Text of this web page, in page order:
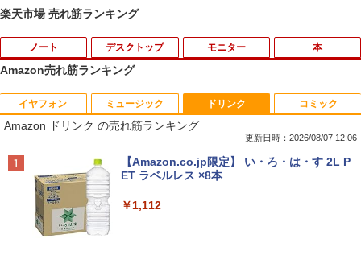
楽天市場 売れ筋ランキング
ノート
1
ノートパソコン 極軽量約965g 富士通 LI
FEBOOK U748 14インチ 高性能第7世代
Core i5-7300U カメラ内蔵 メモリ最大16
GB SSD1TB 薄い軽い FHD液晶 type-C
WIFI Bluetooth Office付き 5GWIFI Blu
etooth最新MicrosoftOffice2024可 Win
デスクトップ
1
超得10％OFF｜買い替えならこれ!! Micr
osoft office付き デスクトップパソコン
中古デスクトップ 第8世代 メモリ8GB S
SD256GB HDD500GB Windows11 セッ
ト購入可能 単品 NEC デスクトップ PC
パソコン 中古 おすすめ デスクトップパ
モニター
1
Yoothi 互換品 液晶 15.6インチ NV156F
HM-N41 NV156FHM-N42 NV156FHM-N
43 NV156FHM-N46 NV156FHM-N47 NV
156FHM-N49 対応 FullHD 1920x1080 I
PS LED LCD 液晶ディスプレイ 修理交換
用液晶パネル
￥9,250
本
1
獣医腫瘍学テキスト 第2版[本/雑誌] / 日
本獣医がん学会/著 日本獣医がん学会獣医
腫瘍科認定医認定委員会/監修
￥19,800
Amazon売れ筋ランキング
イヤフォン
Anker Soundcore P40i オフホワイト
ミュージック
BRUCE WAYNE feat. Flo Milli, ATL Jacob
[Explicit]
￥250
ドリンク
Amazon ドリンク の売れ筋ランキング
更新日時：2026/08/07 12:06
【Amazon.co.jp限定】 い・ろ・は・す 2L P
ET ラベルレス ×8本
￥1,112
コミック